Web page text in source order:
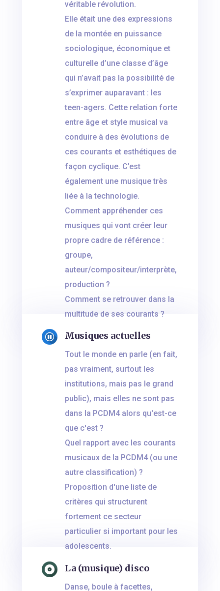
véritable révolution.
Elle était une des expressions
de la montée en puissance
sociologique, économique et
culturelle d’une classe d’âge
qui n’avait pas la possibilité de
s’exprimer auparavant : les
teen-agers. Cette relation forte
entre âge et style musical va
conduire à des évolutions de
ces courants et esthétiques de
façon cyclique. C’est
également une musique très
liée à la technologie.
Comment appréhender ces
musiques qui vont créer leur
propre cadre de référence :
groupe,
auteur/compositeur/interprète,
production ?
Comment se retrouver dans la
multitude de ses courants ?
Musiques actuelles
Tout le monde en parle (en fait,
pas vraiment, surtout les
institutions, mais pas le grand
public), mais elles ne sont pas
dans la PCDM4 alors qu'est-ce
que c'est ?
Quel rapport avec les courants
musicaux de la PCDM4 (ou une
autre classification) ?
Proposition d'une liste de
critères qui structurent
fortement ce secteur
particulier si important pour les
adolescents.
La (musique) disco
Danse, boule à facettes,